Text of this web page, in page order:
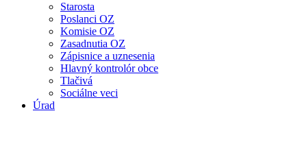
Starosta
Poslanci OZ
Komisie OZ
Zasadnutia OZ
Zápisnice a uznesenia
Hlavný kontrolór obce
Tlačivá
Sociálne veci
Úrad